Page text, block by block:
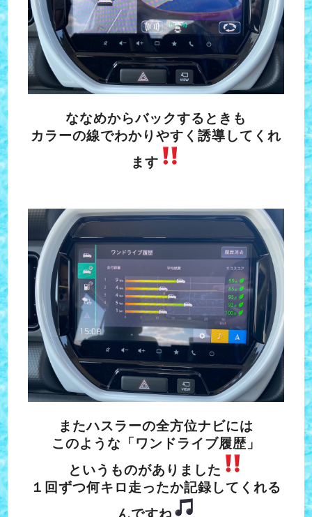
ななめからバックするときも
カラーの線でわかりやすく誘導してくれ
ます
またハスラーの全方位ナビには
このような「ワンドライブ履歴」
というものがありました
１回ずつ何キロ走ったか記録してくれる
んですね